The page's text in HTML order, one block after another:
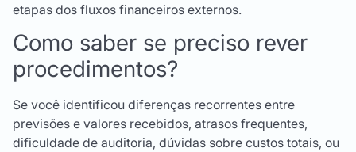
etapas dos fluxos financeiros externos.
Como saber se preciso rever
procedimentos?
Se você identificou diferenças recorrentes entre
previsões e valores recebidos, atrasos frequentes,
dificuldade de auditoria, dúvidas sobre custos totais, ou